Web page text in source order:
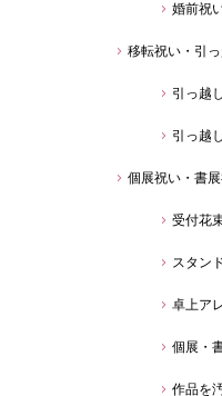
婚前祝
移転祝い・引
引っ越
引っ越
個展祝い・書
受付花
スタン
卓上ア
個展・
作品を